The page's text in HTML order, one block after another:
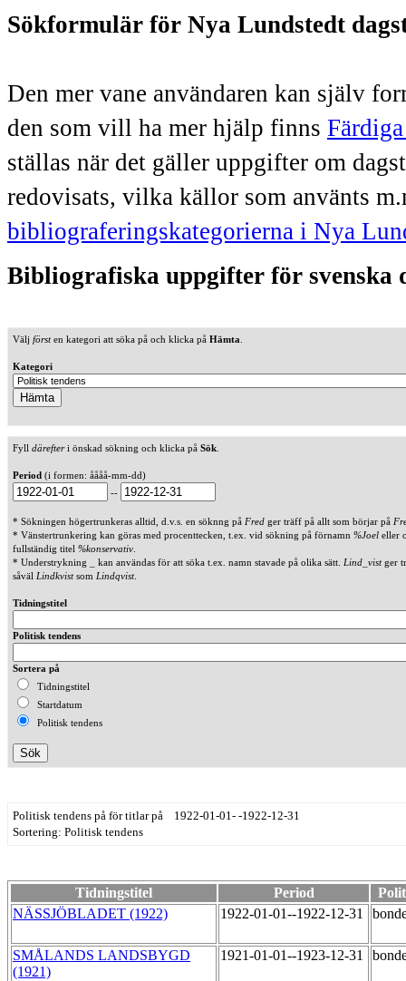
Sökformulär för Nya Lundstedt
Den mer vane användaren kan själv
den som vill ha mer hjälp finns
ställas när det gäller uppgifter om
redovisats, vilka källor som använts
bibliograferingskategorierna i Nya
Bibliografiska uppgifter för svenska
Välj försten kategori att söka på och klicka på Hämta
Kategori
Fyll därefteri önskad sökning och klicka på Sök
Period (i formen: åååå-mm-dd)
--
* Sökningen högertrunkeras alltid, d.v.s. en söknng på Fred ger träff på allt som börjar på
* Vänstertrunkering kan göras med procenttecken, t.ex. vid sökning på förnamn %Joel eller
fullständig titel %konservativ
* Understrykning _ kan användas för att söka t.ex. namn stavade på olika sätt. Lind_vistger
såväl Lindkvistsom Lindqvist.
Tidningstitel
Politisk tendens
Sortera på
Tidningstitel
Startdatum
Politisk tendens
Politisk tendens på för titlar på 1922-01-01- -1922-12-31
Sortering: Politisk tendens
Tidningstitel Period
NÄSSJÖBLADET (1922)
1922-01-01--1922-12-31
SMÅLANDS LANDSBYGD
(1921)
1921-01-01--1923-12-31